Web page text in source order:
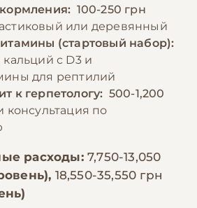
100-250 грн
или деревянный
(стартовый набор):
кальций с D3 и
для рептилий
к герпетологу: 500-1,200
консультация по
расходы: 7,750-13,050
18,550-35,550 грн